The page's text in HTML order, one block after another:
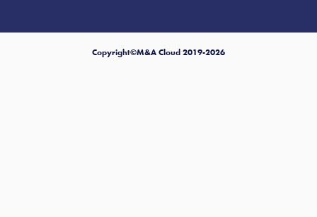
Copyright©M&A Cloud 2019-2026